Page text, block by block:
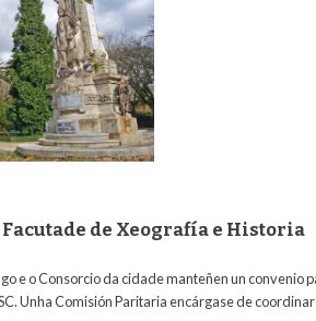
de Xeografía e Historia
e o Consorcio da cidade manteñen un
Unha Comisión Paritaria encárgase de